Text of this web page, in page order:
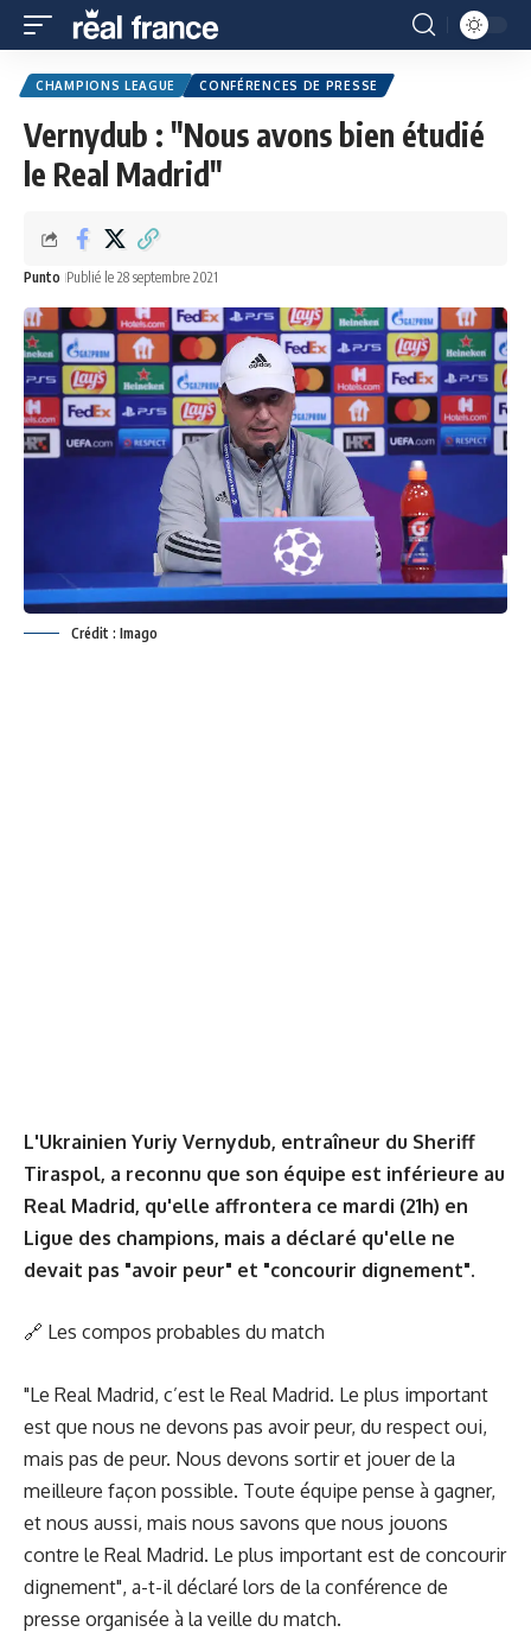
CHAMPIONS LEAGUE CONFÉRENCES DE PRESSE
Vernydub : "Nous avons bien étudié
le Real Madrid"
Punto Publié le 28 septembre 2021
Crédit : Imago
L'Ukrainien Yuriy Vernydub, entraîneur du Sheriff
Tiraspol, a reconnu que son équipe est inférieure au
Real Madrid, qu'elle affrontera ce mardi (21h) en
Ligue des champions, mais a déclaré qu'elle ne
devait pas "avoir peur" et "concourir dignement".
🔗 Les compos probables du match
"Le Real Madrid, c’est le Real Madrid. Le plus important
est que nous ne devons pas avoir peur, du respect oui,
mais pas de peur. Nous devons sortir et jouer de la
meilleure façon possible. Toute équipe pense à gagner,
et nous aussi, mais nous savons que nous jouons
contre le Real Madrid. Le plus important est de concourir
dignement", a-t-il déclaré lors de la conférence de
presse organisée à la veille du match.